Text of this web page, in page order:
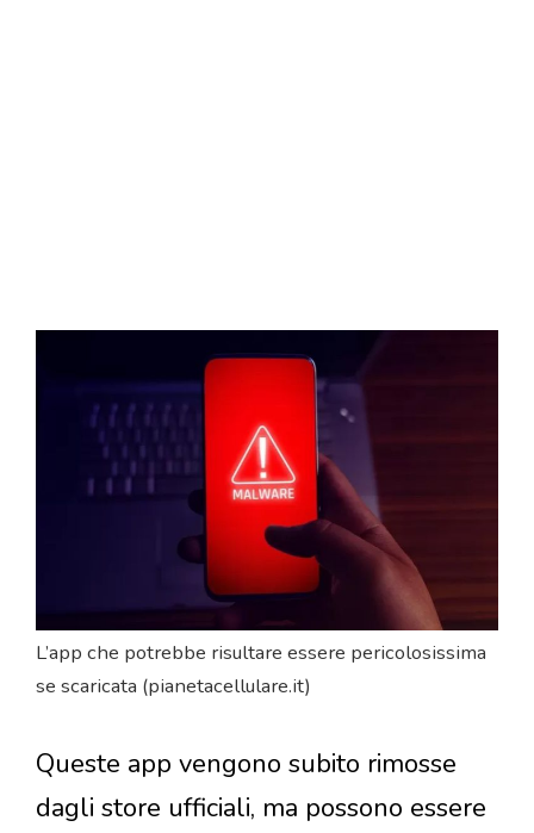
L’app che potrebbe risultare essere pericolosissima
se scaricata (pianetacellulare.it)
Queste app vengono subito rimosse
dagli store ufficiali, ma possono essere